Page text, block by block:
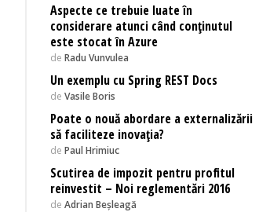
Aspecte ce trebuie luate în
considerare atunci când conţinutul
este stocat în Azure
de Radu Vunvulea
Un exemplu cu Spring REST Docs
de Vasile Boris
Poate o nouă abordare a externalizării
să faciliteze inovaţia?
de Paul Hrimiuc
Scutirea de impozit pentru profitul
reinvestit – Noi reglementări 2016
de Adrian Beșleagă